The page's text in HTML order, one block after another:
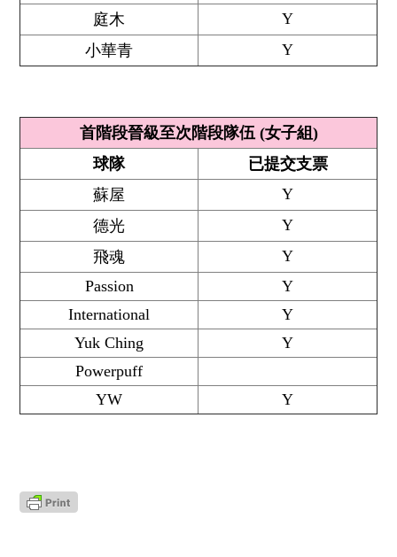
庭木
Y
小華青
Y
首階段晉級至次階段隊伍 (女子組)
球隊
已提交支票
蘇屋
Y
德光
Y
飛魂
Y
Passion
Y
International
Y
Yuk Ching
Y
Powerpuff
YW
Y